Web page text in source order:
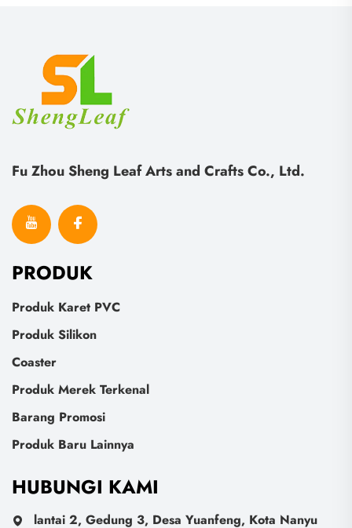
Fu Zhou Sheng Leaf Arts and Crafts Co., Ltd.
PRODUK
Produk Karet PVC
Produk Silikon
Coaster
Produk Merek Terkenal
Barang Promosi
Produk Baru Lainnya
HUBUNGI KAMI
lantai 2, Gedung 3, Desa Yuanfeng, Kota Nanyu